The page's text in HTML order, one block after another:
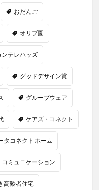
おだんご
オリブ園
ンテレハッズ
グッドデザイン賞
グループウェア
ケアズ・コネクト
タコネクト ホーム
コミュニケーション
高齢者住宅